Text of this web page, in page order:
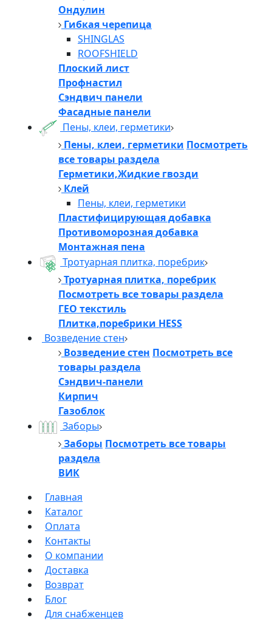
Ондулин
Гибкая черепица
SHINGLAS
ROOFSHIELD
Плоский лист
Профнастил
Сэндвич панели
Фасадные панели
Пены, клеи, герметики
Пены, клеи, герметики Посмотреть
все товары раздела
Герметики,Жидкие гвозди
Клей
Пены, клеи, герметики
Пластифицирующая добавка
Противоморозная добавка
Монтажная пена
Тротуарная плитка, поребрик
Тротуарная плитка, поребрик
Посмотреть все товары раздела
ГЕО текстиль
Плитка,поребрики HESS
Возведение стен
Возведение стен Посмотреть все
товары раздела
Сэндвич-панели
Кирпич
Газоблок
Заборы
Заборы Посмотреть все товары
раздела
ВИК
Главная
Каталог
Оплата
Контакты
О компании
Доставка
Возврат
Блог
Для снабженцев